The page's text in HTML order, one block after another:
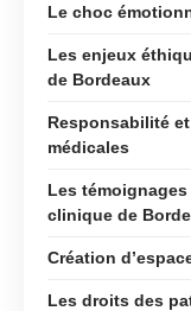
Le choc
Les enjeux
de Bordeaux
Responsabilité
médicales
Les
clinique de
Création
Les droits des